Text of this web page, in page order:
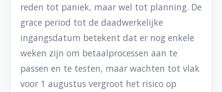
reden tot paniek, maar wel tot planning. De
grace period tot de daadwerkelijke
ingangsdatum betekent dat er nog enkele
weken zijn om betaalprocessen aan te
passen en te testen, maar wachten tot vlak
voor 1 augustus vergroot het risico op